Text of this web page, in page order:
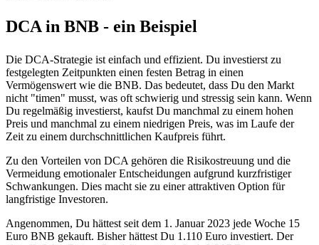
DCA in BNB - ein Beispiel
Die DCA-Strategie ist einfach und effizient. Du investierst zu
festgelegten Zeitpunkten einen festen Betrag in einen
Vermögenswert wie die BNB. Das bedeutet, dass Du den Markt
nicht "timen" musst, was oft schwierig und stressig sein kann. Wenn
Du regelmäßig investierst, kaufst Du manchmal zu einem hohen
Preis und manchmal zu einem niedrigen Preis, was im Laufe der
Zeit zu einem durchschnittlichen Kaufpreis führt.
Zu den Vorteilen von DCA gehören die Risikostreuung und die
Vermeidung emotionaler Entscheidungen aufgrund kurzfristiger
Schwankungen. Dies macht sie zu einer attraktiven Option für
langfristige Investoren.
Angenommen, Du hättest seit dem 1. Januar 2023 jede Woche 15
Euro BNB gekauft. Bisher hättest Du 1.110 Euro investiert. Der